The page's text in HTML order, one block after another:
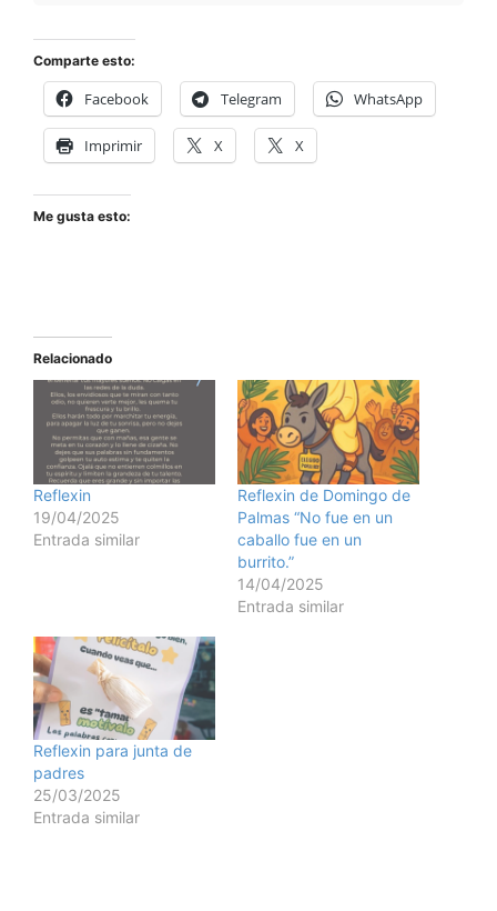
Comparte esto:
Facebook Telegram WhatsApp
Imprimir X X
Me gusta esto:
Relacionado
Reflexin
19/04/2025
Entrada similar
Reflexin de Domingo de
Palmas “No fue en un
caballo fue en un
burrito.”
14/04/2025
Entrada similar
Reflexin para junta de
padres
25/03/2025
Entrada similar